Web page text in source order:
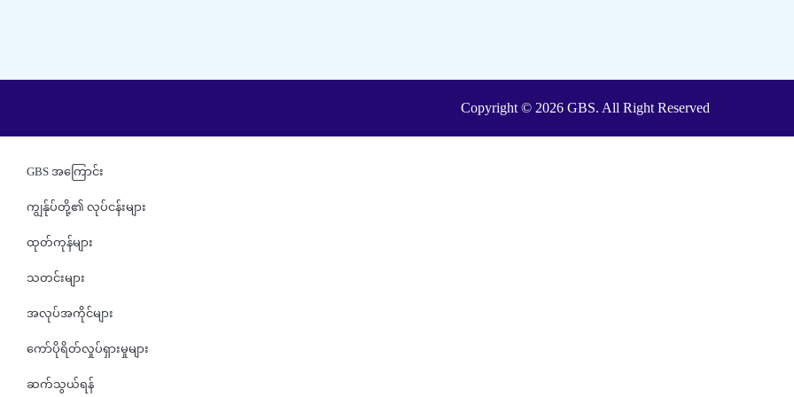
Copyright © 2026 GBS. All Right Reserved
GBS အကြောင်း
ကျွန်ုပ်တို့၏ လုပ်ငန်းများ
ထုတ်ကုန်များ
သတင်းများ
အလုပ်အကိုင်များ
ကော်ပိုရိတ်လှုပ်ရှားမှုများ
ဆက်သွယ်ရန်